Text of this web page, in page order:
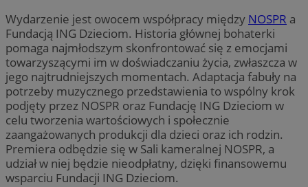
Wydarzenie jest owocem współpracy między NOSPR a
Fundacją ING Dzieciom. Historia głównej bohaterki
pomaga najmłodszym skonfrontować się z emocjami
towarzyszącymi im w doświadczaniu życia, zwłaszcza w
jego najtrudniejszych momentach. Adaptacja fabuły na
potrzeby muzycznego przedstawienia to wspólny krok
podjęty przez NOSPR oraz Fundację ING Dzieciom w
celu tworzenia wartościowych i społecznie
zaangażowanych produkcji dla dzieci oraz ich rodzin.
Premiera odbędzie się w Sali kameralnej NOSPR, a
udział w niej będzie nieodpłatny, dzięki finansowemu
wsparciu Fundacji ING Dzieciom.